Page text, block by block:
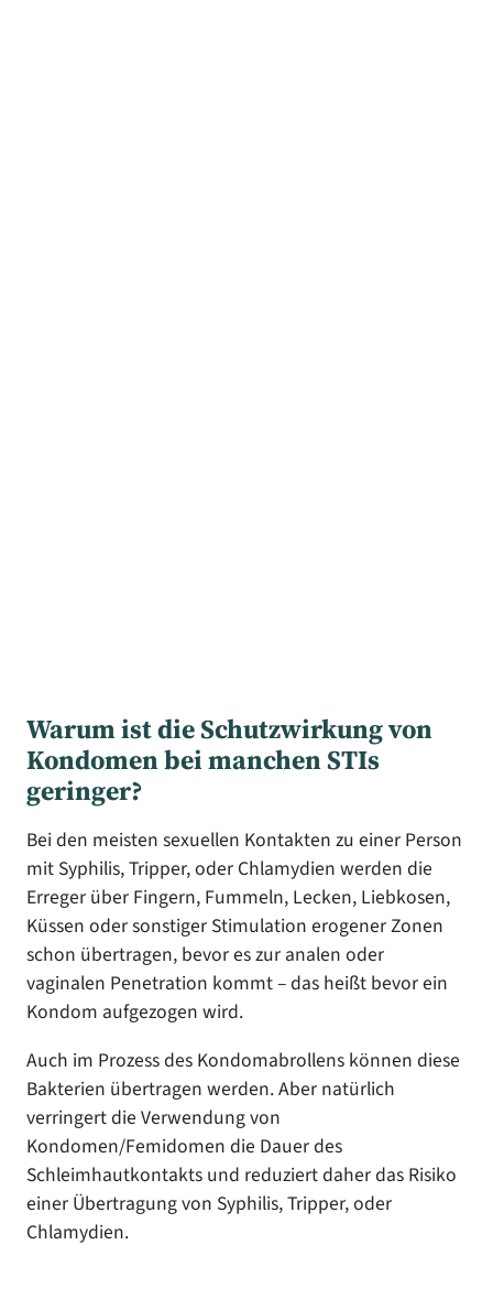
Warum ist die Schutzwirkung von
Kondomen bei manchen STIs
geringer?
Bei den meisten sexuellen Kontakten zu einer Person
mit Syphilis, Tripper, oder Chlamydien werden die
Erreger über Fingern, Fummeln, Lecken, Liebkosen,
Küssen oder sonstiger Stimulation erogener Zonen
schon übertragen, bevor es zur analen oder
vaginalen Penetration kommt – das heißt bevor ein
Kondom aufgezogen wird.
Auch im Prozess des Kondomabrollens können diese
Bakterien übertragen werden. Aber natürlich
verringert die Verwendung von
Kondomen/Femidomen die Dauer des
Schleimhautkontakts und reduziert daher das Risiko
einer Übertragung von Syphilis, Tripper, oder
Chlamydien.